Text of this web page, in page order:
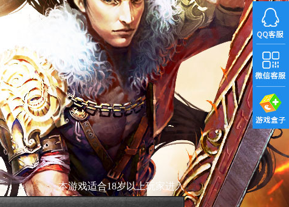
本游戏适合18岁以上玩家进入